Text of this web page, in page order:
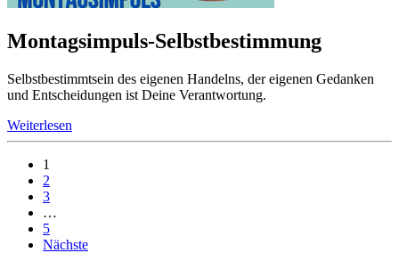
Montagsimpuls-Selbstbestimmung
Selbstbestimmtsein des eigenen Handelns, der eigenen Gedanken
und Entscheidungen ist Deine Verantwortung.
Weiterlesen
1
2
3
…
5
Nächste